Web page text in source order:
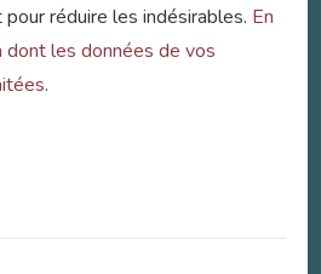
réduire les indésirables. En
dont les données de vos
.